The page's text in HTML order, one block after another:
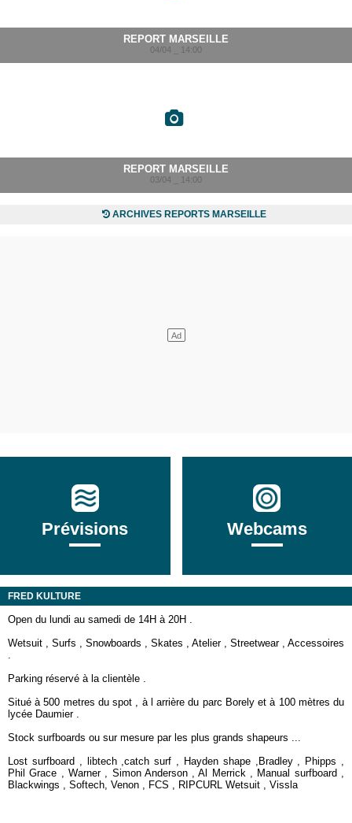
REPORT MARSEILLE
04/04 _ 14:00
REPORT MARSEILLE
03/04 _ 14:00
ARCHIVES REPORTS MARSEILLE
Prévisions Webcams
FRED KULTURE
Open du lundi au samedi de 14H à 20H .
Wetsuit , Surfs , Snowboards , Skates , Atelier , Streetwear , Accessoires
.
Parking réservé à la clientèle .
Situé à 500 metres du spot , à l arrière du parc Borely et à 100 mètres du
lycée Daumier .
Stock surfboards ou sur mesure par les plus grands shapeurs ...
Lost surfboard , libtech ,catch surf , Hayden shape ,Bradley , Phipps ,
Phil Grace , Warner , Simon Anderson , Al Merrick , Manual surfboard ,
Blackwings , Softech, Venon , FCS , RIPCURL Wetsuit , Vissla